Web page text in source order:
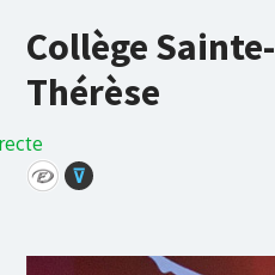
Collège Sainte-
Thérèse
⊽